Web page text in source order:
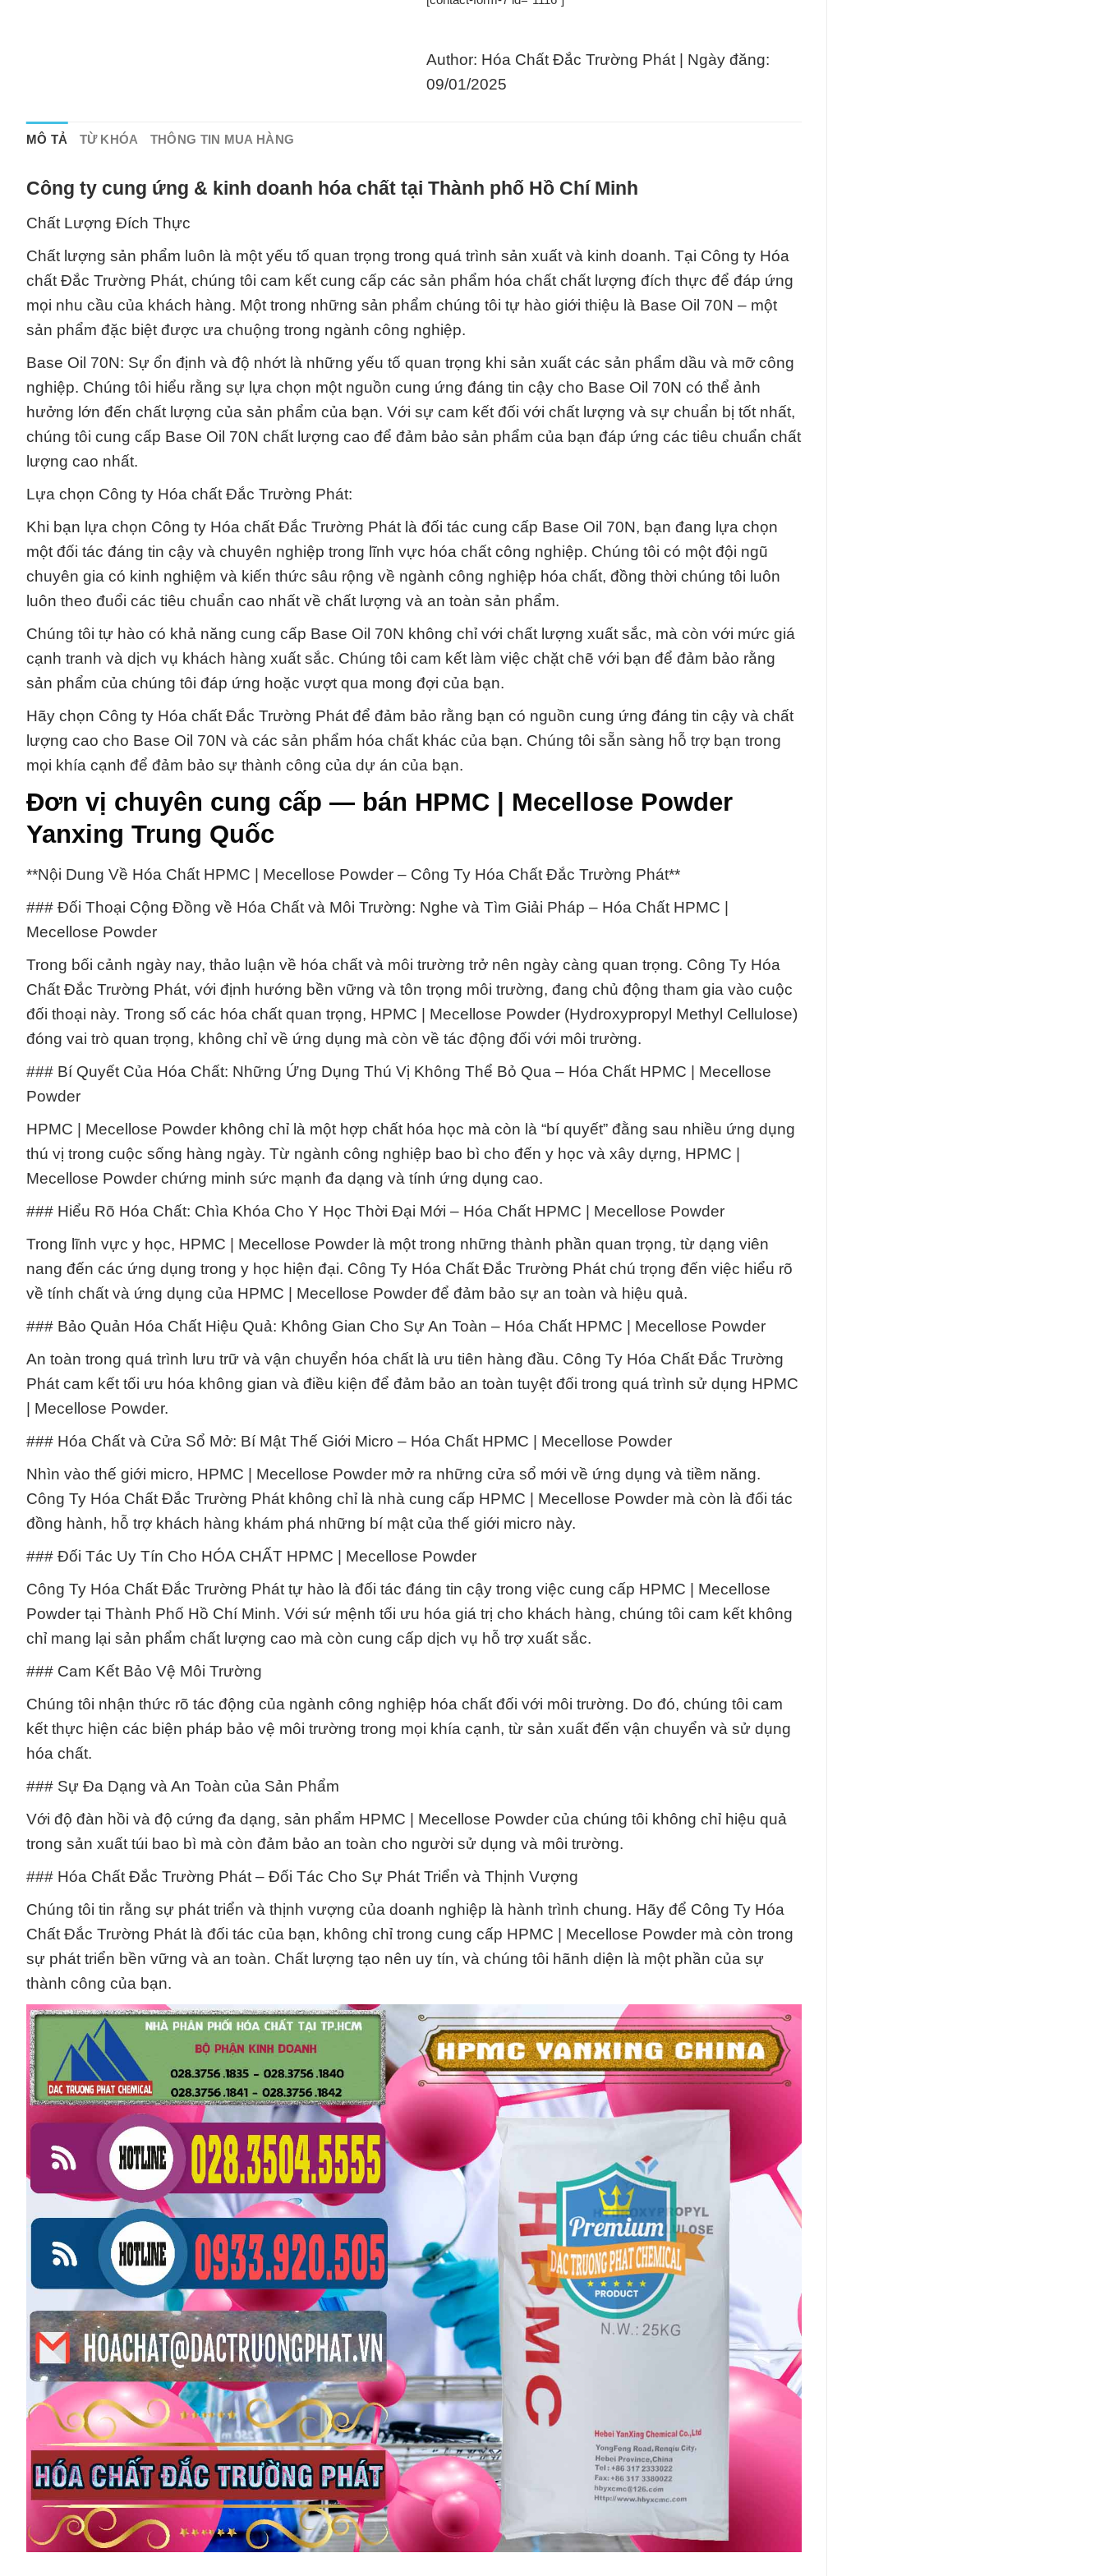
Author: Hóa Chất Đắc Trường Phát | Ngày đăng:
09/01/2025
MÔ TẢ TỪ KHÓA THÔNG TIN MUA HÀNG
Công ty cung ứng & kinh doanh hóa chất tại Thành phố Hồ Chí Minh
Chất Lượng Đích Thực
Chất lượng sản phẩm luôn là một yếu tố quan trọng trong quá trình sản xuất và kinh doanh. Tại Công ty Hóa
chất Đắc Trường Phát, chúng tôi cam kết cung cấp các sản phẩm hóa chất chất lượng đích thực để đáp ứng
mọi nhu cầu của khách hàng. Một trong những sản phẩm chúng tôi tự hào giới thiệu là Base Oil 70N – một
sản phẩm đặc biệt được ưa chuộng trong ngành công nghiệp.
Base Oil 70N: Sự ổn định và độ nhớt là những yếu tố quan trọng khi sản xuất các sản phẩm dầu và mỡ công
nghiệp. Chúng tôi hiểu rằng sự lựa chọn một nguồn cung ứng đáng tin cậy cho Base Oil 70N có thể ảnh
hưởng lớn đến chất lượng của sản phẩm của bạn. Với sự cam kết đối với chất lượng và sự chuẩn bị tốt nhất,
chúng tôi cung cấp Base Oil 70N chất lượng cao để đảm bảo sản phẩm của bạn đáp ứng các tiêu chuẩn chất
lượng cao nhất.
Lựa chọn Công ty Hóa chất Đắc Trường Phát:
Khi bạn lựa chọn Công ty Hóa chất Đắc Trường Phát là đối tác cung cấp Base Oil 70N, bạn đang lựa chọn
một đối tác đáng tin cậy và chuyên nghiệp trong lĩnh vực hóa chất công nghiệp. Chúng tôi có một đội ngũ
chuyên gia có kinh nghiệm và kiến thức sâu rộng về ngành công nghiệp hóa chất, đồng thời chúng tôi luôn
luôn theo đuổi các tiêu chuẩn cao nhất về chất lượng và an toàn sản phẩm.
Chúng tôi tự hào có khả năng cung cấp Base Oil 70N không chỉ với chất lượng xuất sắc, mà còn với mức giá
cạnh tranh và dịch vụ khách hàng xuất sắc. Chúng tôi cam kết làm việc chặt chẽ với bạn để đảm bảo rằng
sản phẩm của chúng tôi đáp ứng hoặc vượt qua mong đợi của bạn.
Hãy chọn Công ty Hóa chất Đắc Trường Phát để đảm bảo rằng bạn có nguồn cung ứng đáng tin cậy và chất
lượng cao cho Base Oil 70N và các sản phẩm hóa chất khác của bạn. Chúng tôi sẵn sàng hỗ trợ bạn trong
mọi khía cạnh để đảm bảo sự thành công của dự án của bạn.
Đơn vị chuyên cung cấp — bán HPMC | Mecellose Powder
Yanxing Trung Quốc
**Nội Dung Về Hóa Chất HPMC | Mecellose Powder – Công Ty Hóa Chất Đắc Trường Phát**
### Đối Thoại Cộng Đồng về Hóa Chất và Môi Trường: Nghe và Tìm Giải Pháp – Hóa Chất HPMC |
Mecellose Powder
Trong bối cảnh ngày nay, thảo luận về hóa chất và môi trường trở nên ngày càng quan trọng. Công Ty Hóa
Chất Đắc Trường Phát, với định hướng bền vững và tôn trọng môi trường, đang chủ động tham gia vào cuộc
đối thoại này. Trong số các hóa chất quan trọng, HPMC | Mecellose Powder (Hydroxypropyl Methyl Cellulose)
đóng vai trò quan trọng, không chỉ về ứng dụng mà còn về tác động đối với môi trường.
### Bí Quyết Của Hóa Chất: Những Ứng Dụng Thú Vị Không Thể Bỏ Qua – Hóa Chất HPMC | Mecellose
Powder
HPMC | Mecellose Powder không chỉ là một hợp chất hóa học mà còn là “bí quyết” đằng sau nhiều ứng dụng
thú vị trong cuộc sống hàng ngày. Từ ngành công nghiệp bao bì cho đến y học và xây dựng, HPMC |
Mecellose Powder chứng minh sức mạnh đa dạng và tính ứng dụng cao.
### Hiểu Rõ Hóa Chất: Chìa Khóa Cho Y Học Thời Đại Mới – Hóa Chất HPMC | Mecellose Powder
Trong lĩnh vực y học, HPMC | Mecellose Powder là một trong những thành phần quan trọng, từ dạng viên
nang đến các ứng dụng trong y học hiện đại. Công Ty Hóa Chất Đắc Trường Phát chú trọng đến việc hiểu rõ
về tính chất và ứng dụng của HPMC | Mecellose Powder để đảm bảo sự an toàn và hiệu quả.
### Bảo Quản Hóa Chất Hiệu Quả: Không Gian Cho Sự An Toàn – Hóa Chất HPMC | Mecellose Powder
An toàn trong quá trình lưu trữ và vận chuyển hóa chất là ưu tiên hàng đầu. Công Ty Hóa Chất Đắc Trường
Phát cam kết tối ưu hóa không gian và điều kiện để đảm bảo an toàn tuyệt đối trong quá trình sử dụng HPMC
| Mecellose Powder.
### Hóa Chất và Cửa Sổ Mở: Bí Mật Thế Giới Micro – Hóa Chất HPMC | Mecellose Powder
Nhìn vào thế giới micro, HPMC | Mecellose Powder mở ra những cửa sổ mới về ứng dụng và tiềm năng.
Công Ty Hóa Chất Đắc Trường Phát không chỉ là nhà cung cấp HPMC | Mecellose Powder mà còn là đối tác
đồng hành, hỗ trợ khách hàng khám phá những bí mật của thế giới micro này.
### Đối Tác Uy Tín Cho HÓA CHẤT HPMC | Mecellose Powder
Công Ty Hóa Chất Đắc Trường Phát tự hào là đối tác đáng tin cậy trong việc cung cấp HPMC | Mecellose
Powder tại Thành Phố Hồ Chí Minh. Với sứ mệnh tối ưu hóa giá trị cho khách hàng, chúng tôi cam kết không
chỉ mang lại sản phẩm chất lượng cao mà còn cung cấp dịch vụ hỗ trợ xuất sắc.
### Cam Kết Bảo Vệ Môi Trường
Chúng tôi nhận thức rõ tác động của ngành công nghiệp hóa chất đối với môi trường. Do đó, chúng tôi cam
kết thực hiện các biện pháp bảo vệ môi trường trong mọi khía cạnh, từ sản xuất đến vận chuyển và sử dụng
hóa chất.
### Sự Đa Dạng và An Toàn của Sản Phẩm
Với độ đàn hồi và độ cứng đa dạng, sản phẩm HPMC | Mecellose Powder của chúng tôi không chỉ hiệu quả
trong sản xuất túi bao bì mà còn đảm bảo an toàn cho người sử dụng và môi trường.
### Hóa Chất Đắc Trường Phát – Đối Tác Cho Sự Phát Triển và Thịnh Vượng
Chúng tôi tin rằng sự phát triển và thịnh vượng của doanh nghiệp là hành trình chung. Hãy để Công Ty Hóa
Chất Đắc Trường Phát là đối tác của bạn, không chỉ trong cung cấp HPMC | Mecellose Powder mà còn trong
sự phát triển bền vững và an toàn. Chất lượng tạo nên uy tín, và chúng tôi hãnh diện là một phần của sự
thành công của bạn.